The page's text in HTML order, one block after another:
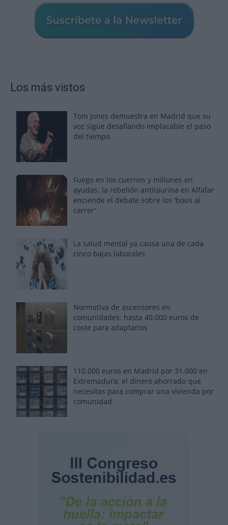
Los más vistos
Tom Jones demuestra en Madrid que su
voz sigue desafiando implacable el paso
del tiempo
Fuego en los cuernos y millones en
ayudas: la rebelión antitaurina en Alfafar
enciende el debate sobre los 'bous al
carrer'
La salud mental ya causa una de cada
cinco bajas laborales
Normativa de ascensores en
comunidades: hasta 40.000 euros de
coste para adaptarlos
110.000 euros en Madrid por 31.000 en
Extremadura: el dinero ahorrado que
necesitas para comprar una vivienda por
comunidad